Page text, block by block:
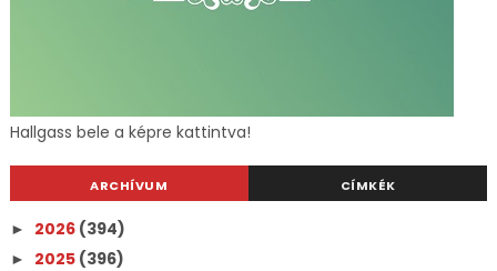
Hallgass bele a képre kattintva!
ARCHÍVUM CÍMKÉK
► 2026 (394)
► 2025 (396)